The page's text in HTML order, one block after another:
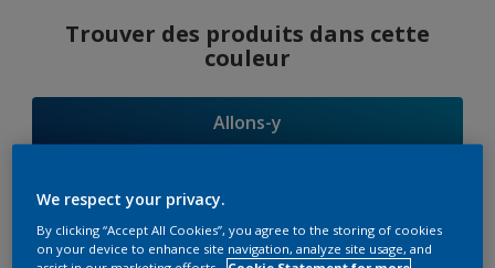
Trouver des produits dans cette
couleur
Allons-y
Suggestions
We respect your privacy.
By clicking “Accept All Cookies”, you agree to the storing of cookies
on your device to enhance site navigation, analyze site usage, and